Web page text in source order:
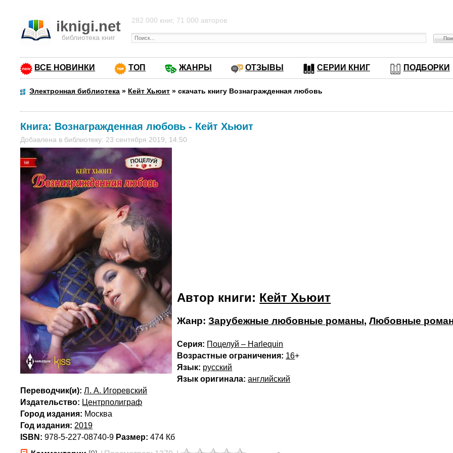
iknigi.net
библиотека книг
282 000 книг, 71 000 авторов
ВСЕ НОВИНКИ ТОП ЖАНРЫ ОТЗЫВЫ СЕРИИ КНИГ ПОДБОРКИ
Электронная библиотека » Кейт Хьюит »скачать книгу Вознагражденная любовь
Книга: Вознагражденная любовь - Кейт Хьюит
Добавлена в библиотеку: 23 сентября 2019, 14:50
Автор книги: Кейт Хьюит
Жанр:Зарубежные любовные романы,Любовные
Серия: Поцелуй – Harlequin
Возрастные ограничения: 16+
Язык: русский
Язык оригинала: английский
Переводчик(и): Л. А. Игоревский
Издательство: Центрполиграф
Город издания: Москва
Год издания: 2019
ISBN: 978-5-227-08740-9 Размер: 474 Кб